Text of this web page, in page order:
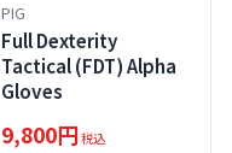
PIG
Full Dexterity
Tactical (FDT) Alpha
Gloves
9,800円税込